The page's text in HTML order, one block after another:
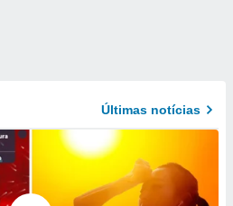
Últimas notícias